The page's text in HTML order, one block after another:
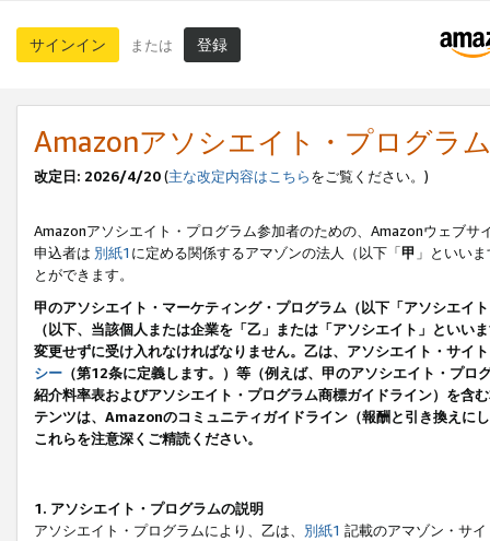
サインイン または 登録
Amazonアソシエイト・プログラ
改定日: 2026/4/20(主な改定内容はこちらをご覧ください。)
Amazonアソシエイト・プログラム参加者のための、Amazonウェブサ
申込者は 別紙1 に定める関係するアマゾンの法人（以下「甲 」といい
とができます。
甲のアソシエイト・マーケティング・プログラム（以下「アソシエイ
（以下、当該個人または企業を「乙」または「アソシエイト」とい
変更せずに受け入れなければなりません。乙は、アソシエイト・サイ
シー （第12条に定義します。）等（例えば、甲のアソシエイト・プ
紹介料率表およびアソシエイト・プログラム商標ガイドライン）を
テンツは、Amazonのコミュニティガイドライン（報酬と引き換えに
これらを注意深くご精読ください。
1. アソシエイト・プログラムの説明
アソシエイト・プログラムにより、乙は、 別紙1 記載のアマゾン・サ